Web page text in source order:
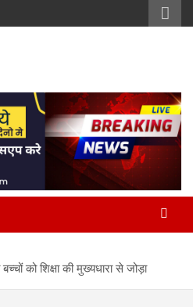
को शिक्षा की मुख्यधारा से जोड़ा